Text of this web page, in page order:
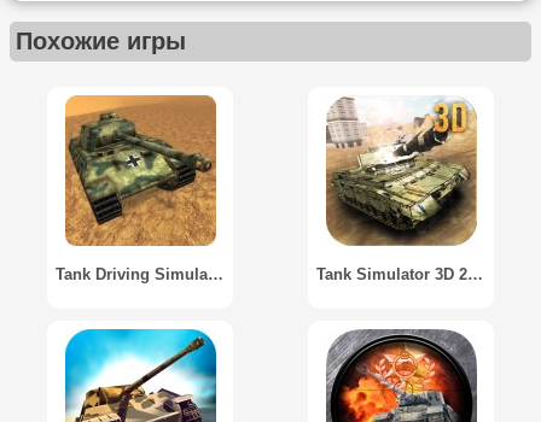
Похожие игры
Tank Driving Simulator 3D Tank Simulator 3D 2014